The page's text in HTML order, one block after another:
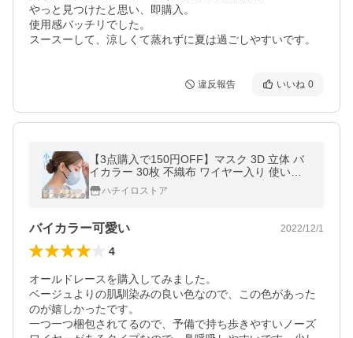
やっと見つけたと思い、即購入。
使用感バッチリでした。
スースーして、涼しくて蒸れずに夏は過ごしやすいです。
違反報告 いいね 0
【3点購入で150円OFF】マスク 3D 立体 バ
イカラー 30枚 不織布 ワイヤー入り 使い捨
てマスク 耳紐 平ゴム ノーズワイヤー 4層 Fi
rm Grace Style Mask
ハチイロストア
バイカラー可愛い 2022/12/1
4
オールドレースを購入してみました。
ベージュよりの肌馴染みの良い色なので、この色があった
のが嬉しかったです。
一つ一つ梱包されてるので、予備で持ち歩きやすいノーズ